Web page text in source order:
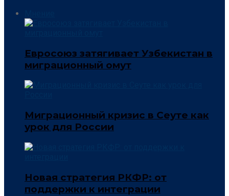
Евросоюз затягивает Узбекистан в
миграционный омут
Миграционный кризис в Сеуте как
урок для России
Новая стратегия РКФР: от
поддержки к интеграции